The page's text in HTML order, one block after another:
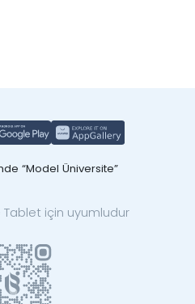
“Model Üniversite”
için uyumludur